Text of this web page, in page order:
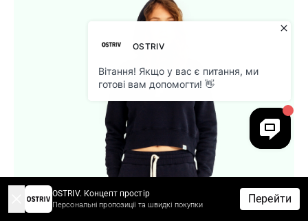
OSTRIV. Концепт простір
Персональні пропозиції та швидкі покупки Перейти